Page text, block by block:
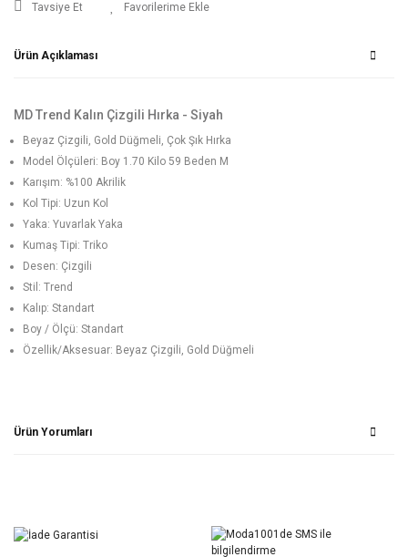
Tavsiye Et
Ürün Açıklaması
MD Trend Kalın Çizgili Hırka - Siyah
Beyaz Çizgili, Gold Düğmeli, Çok Şık Hırka
Model Ölçüleri: Boy 1.70 Kilo 59 Beden M
Karışım: %100 Akrilik
Kol Tipi: Uzun Kol
Yaka: Yuvarlak Yaka
Kumaş Tipi: Triko
Desen: Çizgili
Stil: Trend
Kalıp: Standart
Boy / Ölçü: Standart
Özellik/Aksesuar: Beyaz Çizgili, Gold Düğmeli
Ürün Yorumları
Yorum Yaz